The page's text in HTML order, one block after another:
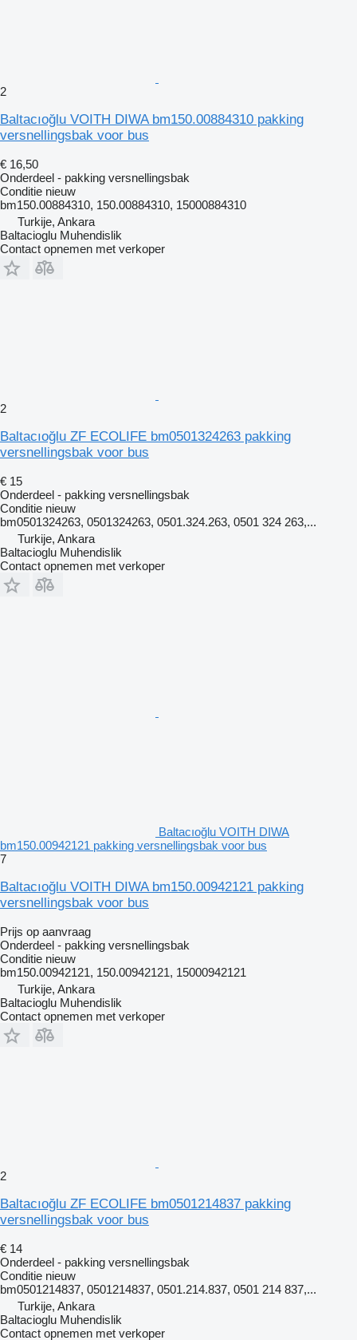
2
Baltacıoğlu VOITH DIWA bm150.00884310 pakking
versnellingsbak voor bus
€ 16,50
Onderdeel - pakking versnellingsbak
Conditie nieuw
bm150.00884310, 150.00884310, 15000884310
Turkije, Ankara
Baltacioglu Muhendislik
Contact opnemen met verkoper
2
Baltacıoğlu ZF ECOLIFE bm0501324263 pakking
versnellingsbak voor bus
€ 15
Onderdeel - pakking versnellingsbak
Conditie nieuw
bm0501324263, 0501324263, 0501.324.263, 0501 324 263,...
Turkije, Ankara
Baltacioglu Muhendislik
Contact opnemen met verkoper
Baltacıoğlu VOITH DIWA
bm150.00942121 pakking versnellingsbak voor bus
7
Baltacıoğlu VOITH DIWA bm150.00942121 pakking
versnellingsbak voor bus
Prijs op aanvraag
Onderdeel - pakking versnellingsbak
Conditie nieuw
bm150.00942121, 150.00942121, 15000942121
Turkije, Ankara
Baltacioglu Muhendislik
Contact opnemen met verkoper
2
Baltacıoğlu ZF ECOLIFE bm0501214837 pakking
versnellingsbak voor bus
€ 14
Onderdeel - pakking versnellingsbak
Conditie nieuw
bm0501214837, 0501214837, 0501.214.837, 0501 214 837,...
Turkije, Ankara
Baltacioglu Muhendislik
Contact opnemen met verkoper